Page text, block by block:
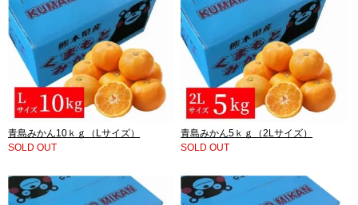
青島みかん10ｋｇ（Lサイズ）
SOLD OUT
青島みかん5ｋｇ（2Lサイズ）
SOLD OUT